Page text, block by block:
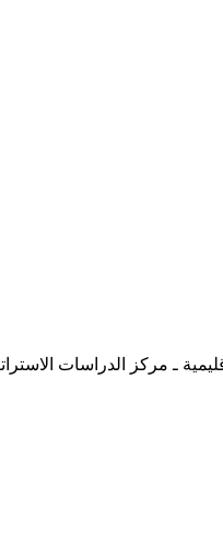
ـ مركز الدراسات